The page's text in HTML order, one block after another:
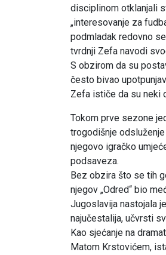
disciplinom otklanjali
„interesovanje za
podmladak redovno
tvrdnji Zefa navodi
S obzirom da su
često bivao
Zefa ističe da su neki
Tokom prve sezone
trogodišnje
njegovo igračko
podsaveza.
Bez obzira što se tih
njegov „Odred“ bio
Jugoslavija nastojala
najučestalija, učvrsti
Kao sjećanje na
Matom Krstovićem,